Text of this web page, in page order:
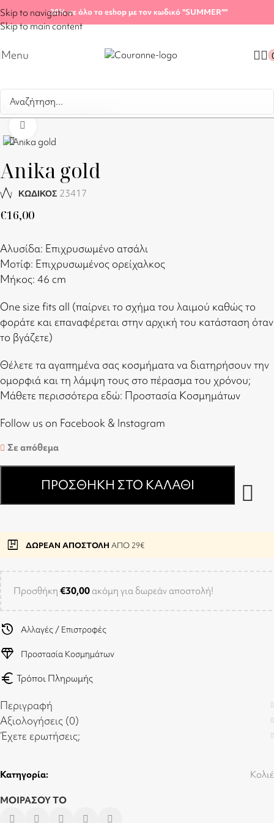
Skip to navigation
Skip to main content
-20%σε όλο το eshop με τον κωδικό "SUMMER""
Menu
Αρχική σελίδα
Anika gold
ΚΩΔΙΚΟΣ 23417
€16,00
Αλυσίδα: Επιχρυσωμένο ατσάλι
Μοτίφ: Επιχρυσωμένος ορείχαλκος
Μήκος: 46 cm
One size fits all (παίρνει το σχήμα του λαιμού καθώς το
φοράτε και επαναφέρεται στην αρχική του κατάσταση όταν
το βγάζετε)
Θέλετε τα αγαπημένα σας κοσμήματα να διατηρήσουν την
ομορφιά και τη λάμψη τους στο πέρασμα του χρόνου;
Μάθετε περισσότερα εδώ: Προστασία Κοσμημάτων
Follow us on Facebook & Instagram
Σε απόθεμα
ΠΡΟΣΘΉΚΗ ΣΤΟ ΚΑΛΆΘΙ
package ΔΩΡΕΑΝ ΑΠΟΣΤΟΛΗ ΑΠΟ 29€
Προσθήκη €30,00 ακόμη για δωρεάν αποστολή!
history Αλλαγές / Επιστροφές
diamond Προστασία Κοσμημάτων
euro Τρόποι Πληρωμής
Περιγραφή
Αξιολογήσεις (0)
Έχετε ερωτήσεις;
Κατηγορία: Κολιέ
ΜΟΙΡΑΣΟΥ ΤΟ